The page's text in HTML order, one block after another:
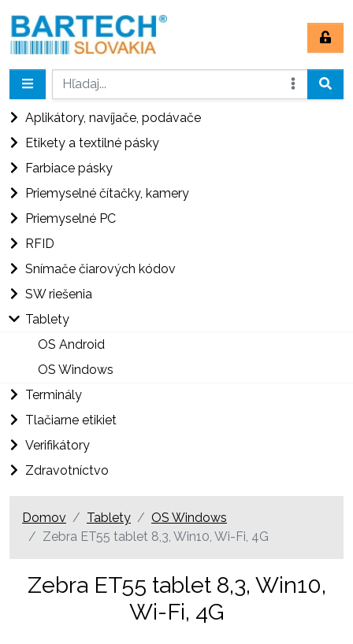
Aplikátory, navíjače, podávače
Etikety a textilné pásky
Farbiace pásky
Priemyselné čítačky, kamery
Priemyselné PC
RFID
Snímače čiarových kódov
SW riešenia
Tablety
OS Android
OS Windows
Terminály
Tlačiarne etikiet
Verifikátory
Zdravotníctvo
Domov Tablety
OS Windows
Zebra ET55 tablet 8,3, Win10, Wi-Fi, 4G
Zebra ET55 tablet 8,3, Win10,
Wi-Fi, 4G